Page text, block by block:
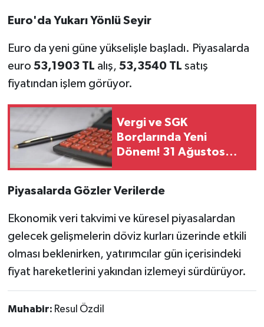
Euro'da Yukarı Yönlü Seyir
Euro da yeni güne yükselişle başladı. Piyasalarda
euro 53,1903 TL alış, 53,3540 TL satış
fiyatından işlem görüyor.
Vergi ve SGK
Borçlarında Yeni
Dönem! 31 Ağustos
Piyasalarda Gözler Verilerde
Ekonomik veri takvimi ve küresel piyasalardan
gelecek gelişmelerin döviz kurları üzerinde etkili
olması beklenirken, yatırımcılar gün içerisindeki
fiyat hareketlerini yakından izlemeyi sürdürüyor.
Muhabir: Resul Özdil